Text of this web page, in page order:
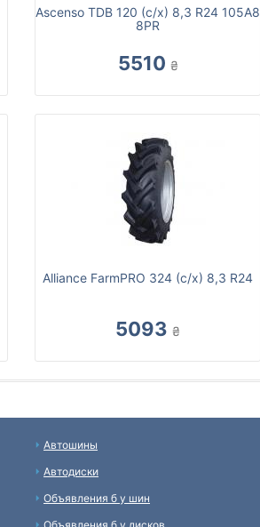
Ascenso TDB 120 (с/х) 8,3 R24 105A8
8PR
5510 ₴
Alliance FarmPRO 324 (с/х) 8,3 R24
5093 ₴
Автошины
Автодиски
Объявления б у шин